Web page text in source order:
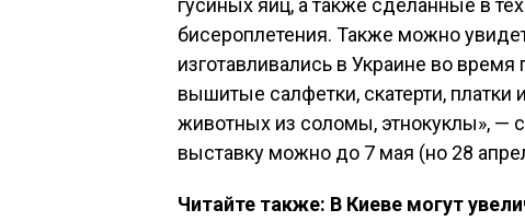
гусиных яиц, а также сделанные в
бисероплетения. Также можно
изготавливались в Украине во
вышитые салфетки, скатерти, платки
животных из соломы, этнокуклы», —
выставку можно до 7 мая (но 28
Читайте также: В Киеве могут